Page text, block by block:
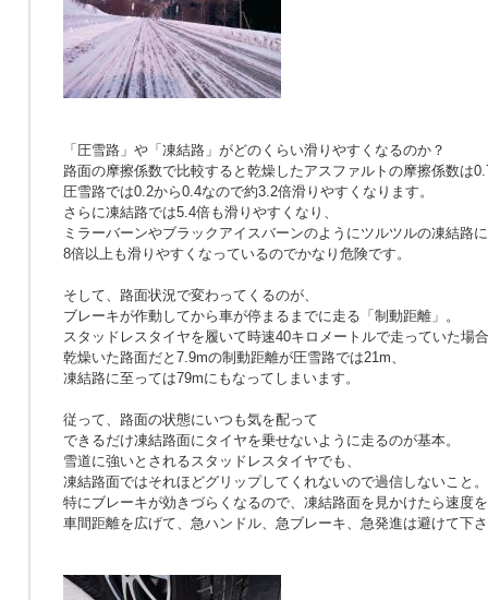
「圧雪路」や「凍結路」がどのくらい滑りやすくなるのか？
路面の摩擦係数で比較すると乾燥したアスファルトの摩擦係数は
圧雪路では0.2から0.4なので約3.2倍滑りやすくなります。
さらに凍結路では5.4倍も滑りやすくなり、
ミラーバーンやブラックアイスバーンのようにツルツルの凍結路
8倍以上も滑りやすくなっているのでかなり危険です。
そして、路面状況で変わってくるのが、
ブレーキが作動してから車が停まるまでに走る「制動距離」。
スタッドレスタイヤを履いて時速40キロメートルで走っていた場
乾燥いた路面だと7.9mの制動距離が圧雪路では21m、
凍結路に至っては79mにもなってしまいます。
従って、路面の状態にいつも気を配って
できるだけ凍結路面にタイヤを乗せないように走るのが基本。
雪道に強いとされるスタッドレスタイヤでも、
凍結路面ではそれほどグリップしてくれないので過信しないこと。
特にブレーキが効きづらくなるので、凍結路面を見かけたら速度
車間距離を広げて、急ハンドル、急ブレーキ、急発進は避けて下